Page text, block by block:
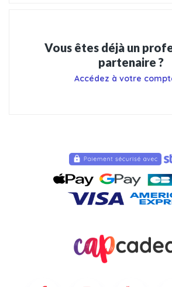
Vous êtes déjà un
partenaire ?
Accédez à votre